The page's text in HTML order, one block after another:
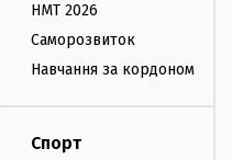
НМТ 2026
Саморозвиток
Навчання за кордоном
Спорт